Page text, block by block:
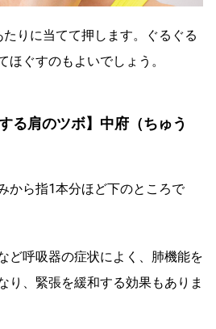
りに当てて押します。ぐるぐる
ほぐすのもよいでしょう。
る肩のツボ】中府（ちゅう
から指1本分ほど下のところで
ど呼吸器の症状によく、肺機能を
り、緊張を緩和する効果もありま